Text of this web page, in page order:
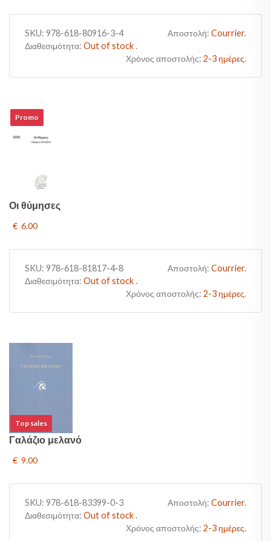
SKU: 978-618-80916-3-4 Αποστολή: Courrier.
Διαθεσιμότητα: Out of stock.
Χρόνος αποστολής: 2-3 ημέρες.
Promo
Οι θύμησες
€ 6.00
SKU: 978-618-81817-4-8 Αποστολή: Courrier.
Διαθεσιμότητα: Out of stock.
Χρόνος αποστολής: 2-3 ημέρες.
Top sales
Γαλάζιο μελανό
€ 9.00
SKU: 978-618-83399-0-3 Αποστολή: Courrier.
Διαθεσιμότητα: Out of stock.
Χρόνος αποστολής: 2-3 ημέρες.